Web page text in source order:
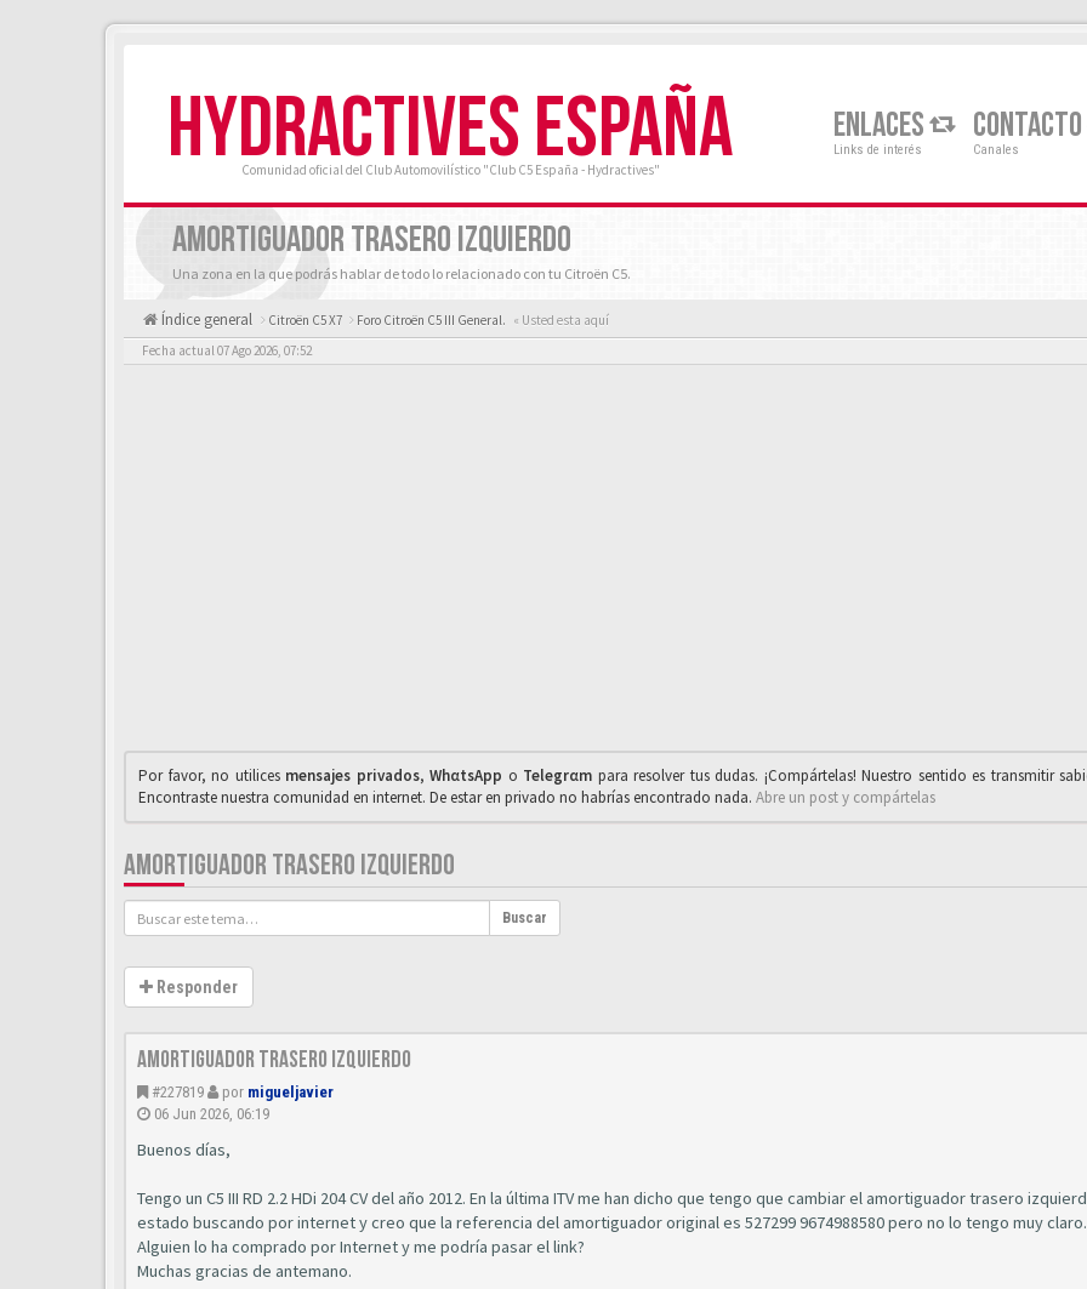
HYDRACTIVES ESPAÑA
Comunidad oficial del Club Automovilístico "Club C5 España - Hydractives"
ENLACES
Links de interés
CONTACTO
Canales
AMORTIGUADOR TRASERO IZQUIERDO
Una zona en la que podrás hablar de todo lo relacionado con tu Citroën C5.
Índice general Citroën C5 X7 Foro Citroën C5 III General. « Usted esta aquí
Fecha actual 07 Ago 2026, 07:52
Por favor, no utilices mensajes privados,WhαtsApp o Telegrαm para resolver tus dudas. ¡Compártelas! Nuestro sentido es transmitir
Encontraste nuestra comunidad en internet. De estar en privado no habrías encontrado nada. Abre un post y compártelas
AMORTIGUADOR TRASERO IZQUIERDO
Buscar
Responder
Amortiguador trasero izquierdo
#227819 por migueljavier
06 Jun 2026, 06:19
Buenos días,
Tengo un C5 III RD 2.2 HDi 204 CV del año 2012. En la última ITV me han dicho que tengo que cambiar el amortiguador trasero
estado buscando por internet y creo que la referencia del amortiguador original es 527299 9674988580 pero no lo tengo muy claro.
Alguien lo ha comprado por Internet y me podría pasar el link?
Muchas gracias de antemano.